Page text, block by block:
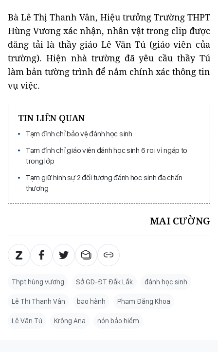
Bà Lê Thị Thanh Vân, Hiệu trưởng Trường THPT
Hùng Vương xác nhận, nhân vật trong clip được
đăng tải là thầy giáo Lê Văn Tú (giáo viên của
trường). Hiện nhà trường đã yêu cầu thầy Tú
làm bản tường trình để nắm chính xác thông tin
vụ việc.
TIN LIÊN QUAN
Tạm đình chỉ bảo vệ đánh học sinh
Tạm đình chỉ giáo viên đánh học sinh 6 roi vì ngáp to
trong lớp
Tạm giữ hình sự 2 đối tượng đánh học sinh đa chấn
thương
MAI CƯỜNG
Thpt hùng vương Sở GD-ĐT Đắk Lắk đánh học sinh
Lê Thị Thanh Vân bạo hành Phạm Đăng Khoa
Lê Văn Tú Krông Ana nón bảo hiểm